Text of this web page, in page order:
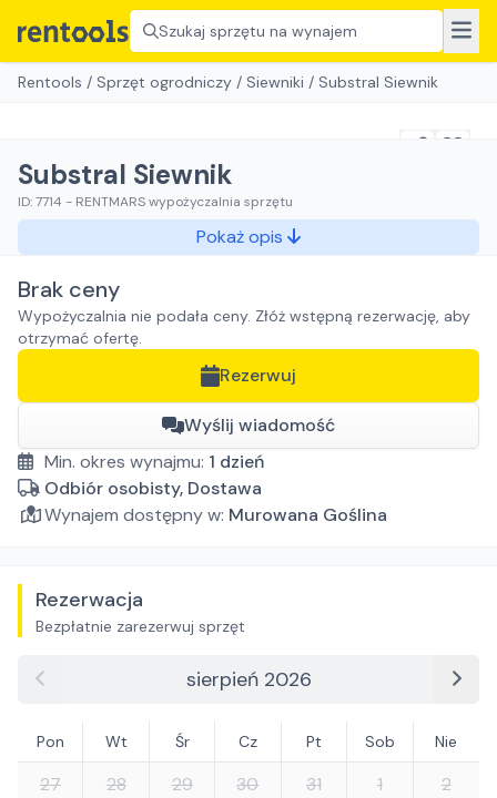
Szukaj sprzętu na wynajem
Rentools / Sprzęt ogrodniczy / Siewniki / Substral Siewnik
Substral Siewnik
ID:7714 - RENTMARS wypożyczalnia sprzętu
Pokaż opis
Brak ceny
Wypożyczalnia nie podała ceny. Złóż wstępną rezerwację, aby
otrzymać ofertę.
Rezerwuj
Wyślij wiadomość
Min. okres wynajmu: 1 dzień
Odbiór osobisty, Dostawa
Wynajem dostępny w: Murowana Goślina
Rezerwacja
Bezpłatnie zarezerwuj sprzęt
sierpień 2026
Pon Wt Śr Cz Pt Sob Nie
27 28 29 30 31 1
2